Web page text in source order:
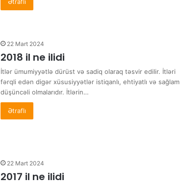
22 Mart 2024
2018 il ne ilidi
İtlər ümumiyyətlə dürüst və sadiq olaraq təsvir edilir. İtləri
fərqli edən digər xüsusiyyətlər istiqanlı, ehtiyatlı və sağlam
düşüncəli olmalarıdır. İtlərin…
Ətraflı
22 Mart 2024
2017 il ne ilidi